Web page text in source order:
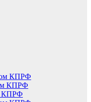
КПРФ
КПРФ
КПРФ